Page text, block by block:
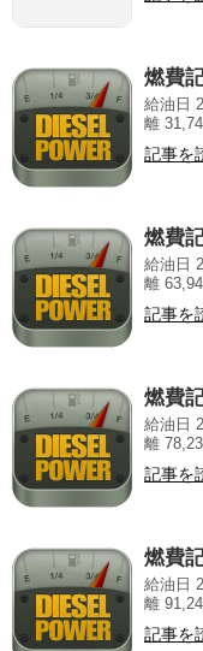
燃費
給油日
離
記事を
燃費
給油日
離
記事を
燃費
給油日
離
記事を
燃費
給油日
離
記事を